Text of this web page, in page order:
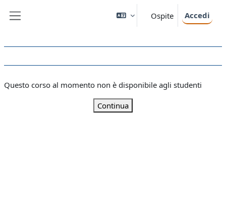
Ospite Accedi
Questo corso al momento non è disponibile agli studenti
Continua